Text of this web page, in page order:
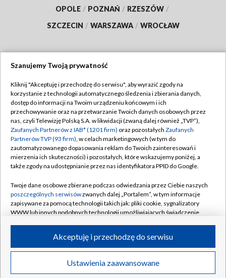
OPOLE / POZNAŃ / RZESZÓW /
SZCZECIN / WARSZAWA / WROCŁAW
TVP
Abonament TVP
Emisja w TVP
Centrum informacji TVP
Naziemna Telewizja Cyfrowa
Rada Programowa
System NOS
Informacje o nadawcy
Program dla prasy
Ogłoszenie przetargowe
Regulamin TVP
Polityka prywatności
Moje zgody
Pomoc
Kontakt
Kanały
©2026 Telewizja Polska S.A. w likwidacji
Szanujemy Twoją prywatność
Kliknij "Akceptuję i przechodzę do serwisu", aby wyrazić zgody na
korzystanie z technologii automatycznego śledzenia i zbierania danych,
dostęp do informacji na Twoim urządzeniu końcowym i ich
przechowywanie oraz na przetwarzanie Twoich danych osobowych przez
nas, czyli Telewizję Polską S.A. w likwidacji (zwaną dalej również „TVP”),
Zaufanych Partnerów z IAB* (1201 firm) oraz pozostałych Zaufanych
Partnerów TVP (93 firm), w celach marketingowych (w tym do
zautomatyzowanego dopasowania reklam do Twoich zainteresowań i
mierzenia ich skuteczności) i pozostałych, które wskazujemy poniżej, a
także zgody na udostępnianie przez nas identyfikatora PPID do Google.
Twoje dane osobowe zbierane podczas odwiedzania przez Ciebie naszych
poszczególnych serwisówzwanych dalej „Portalem”, w tym informacje
zapisywane za pomocą technologii takich jak: pliki cookie, sygnalizatory
WWW lub innych podobnych technologii umożliwiających świadczenie
ruchu w Internecie.
Twoje dane osobowe zbierane podczas odwiedzania przez Ciebie
poszczególnych serwisówna Portalu, takie jak adresy IP, identyfikatory
Ustawienia zaawansowane
Akceptuję i przechodzę do serwisu